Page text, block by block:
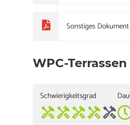
Sonstiges Dokument
WPC-
Schwierigkeitsgrad